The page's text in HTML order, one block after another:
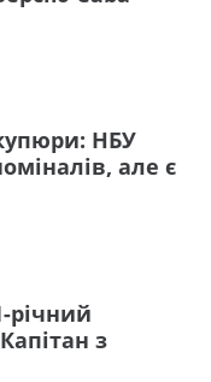
НБУ
але є
річний
з